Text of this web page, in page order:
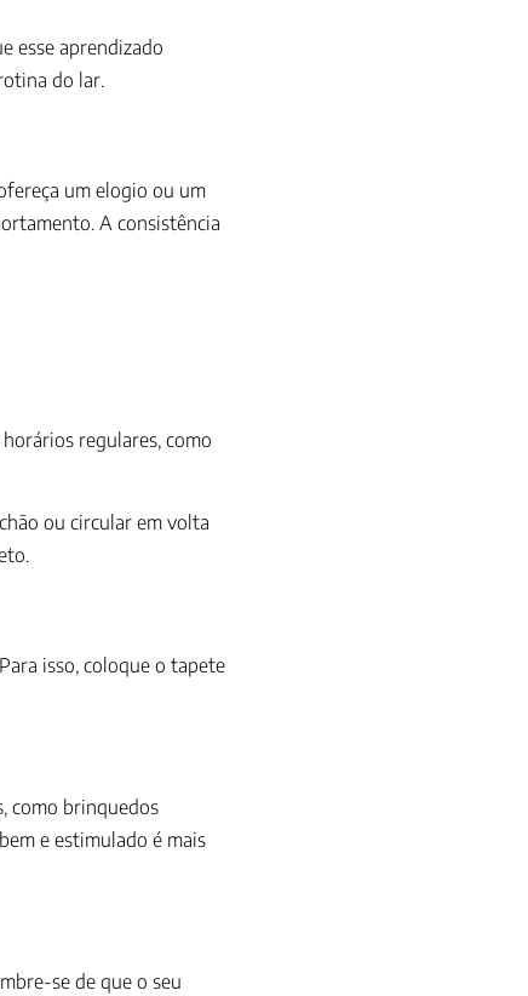
esse aprendizado
do lar.
um elogio ou um
A consistência
regulares, como
ou circular em volta
isso, coloque o tapete
como brinquedos
e estimulado é mais
se de que o seu